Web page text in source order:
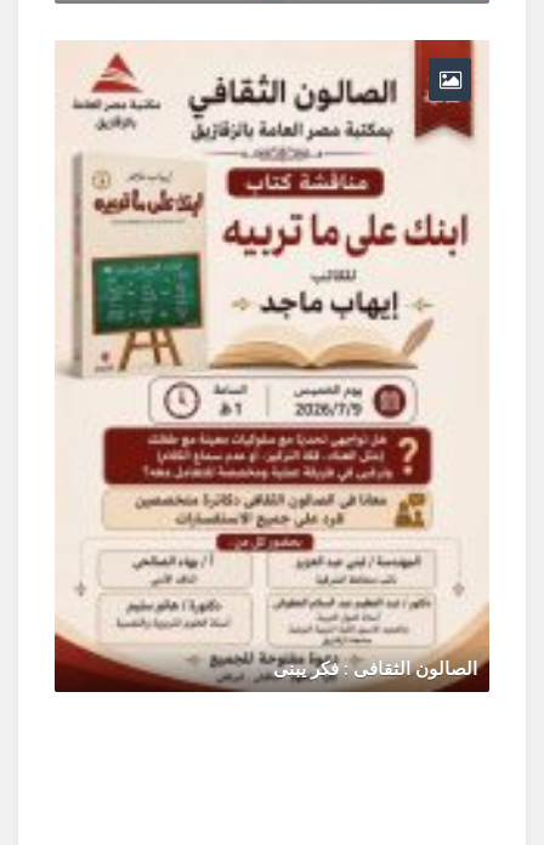
الصالون الثقافى : فكر يبنى